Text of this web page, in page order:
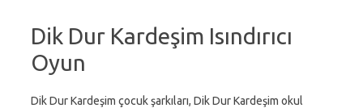
Dik Dur Kardeşim Isındırıcı
Oyun
Dik Dur Kardeşim çocuk şarkıları, Dik Dur Kardeşim okul